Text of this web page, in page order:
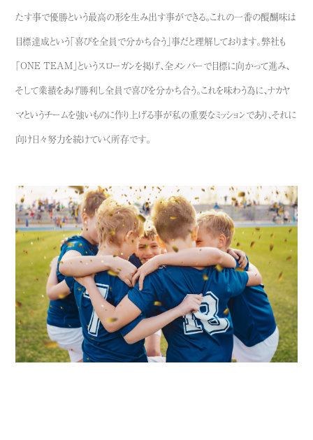
たす事で優勝という最高の形を生み出す事ができる。これの一番の醍醐味は
目標達成という「喜びを全員で分かち合う」事だと理解しております。弊社も
「ONE TEAM」というスローガンを掲げ、全メンバーで目標に向かって進み、
そして業績をあげ勝利し全員で喜びを分かち合う。これを味わう為に、ナカヤ
マというチームを強いものに作り上げる事が私の重要なミッションであり、それに
向け日々努力を続けていく所存です。